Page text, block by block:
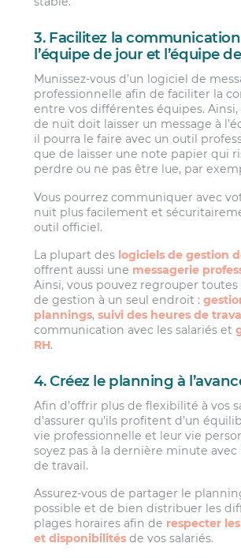
3. Facilitez la
l’équipe de jour et l’équipe
Munissez-vous d’un logiciel de
professionnelle afin de faciliter la
entre vos différentes équipes. Ainsi,
de nuit doit laisser un message à
il pourra le faire avec un outil
que de laisser une note papier qui
perdre ou ne pas être lue, par
Vous pourrez communiquer avec
nuit plus facilement et
outil officiel.
La plupart des logiciels de gestion
offrent aussi une messagerie
Ainsi, vous pouvez regrouper toutes
de gestion à un seul endroit :
plannings,suivi des heures de
communication avec les salariés et
RH.
4. Créez le planning à
Afin d’offrir plus de flexibilité à vos
d’assurer qu’ils profitent d’un
vie professionnelle et leur vie
soyez pas à la dernière minute
de travail.
Assurez-vous de partager le
possible et de bien distribuer les
plages horaires afin de respecter
et disponibilités de vos salariés.